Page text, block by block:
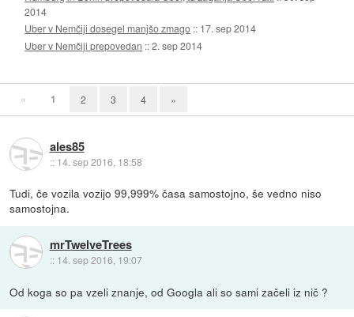
2014
Uber v Nemčiji dosegel manjšo zmago :: 17. sep 2014
Uber v Nemčiji prepovedan ::2. sep 2014
« 1 2 3 4 »
ales85
:: 14. sep 2016, 18:58
Tudi, če vozila vozijo 99,999% časa samostojno, še vedno niso
samostojna.
mrTwelveTrees
:: 14. sep 2016, 19:07
Od koga so pa vzeli znanje, od Googla ali so sami začeli iz nič ?